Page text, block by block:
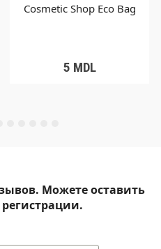
Cosmetic Shop Eco Bag
5 MDL
Можете оставить